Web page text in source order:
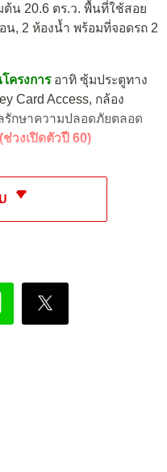
น 20.6 ตร.ว. พื้นที่ใช้สอย
, 2 ห้องน้ำ พร้อมที่จอดรถ 2
ครงการ อาทิ ซุ้มประตูทาง
Card Access, กล้อง
รักษาความปลอดภัยตลอด
วงเปิดตัวปี 60)